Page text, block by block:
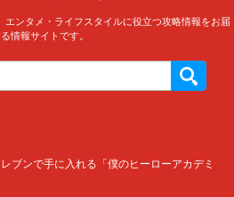
ンタメ・ライフスタイルに役立つ攻略情報をお届
情報サイトです。
ブンで手に入れる「僕のヒーローアカデミ